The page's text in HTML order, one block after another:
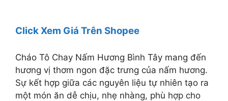
Click Xem Giá Trên Shopee
Cháo Tô Chay Nấm Hương Bình Tây mang đến
hương vị thơm ngon đặc trưng của nấm hương.
Sự kết hợp giữa các nguyên liệu tự nhiên tạo ra
một món ăn dễ chịu, nhẹ nhàng, phù hợp cho